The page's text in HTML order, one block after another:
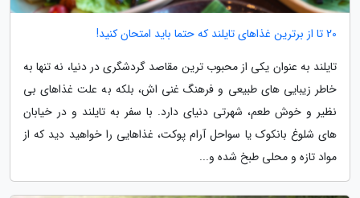
20 تا از برترین غذاهای تایلند که حتما باید امتحان کنید!
تایلند به عنوان یکی از محبوب ترین مقاصد گردشگری در دنیا، نه تنها به
خاطر زیبایی های طبیعی و فرهنگ غنی اش، بلکه به علت غذاهای بی
نظیر و خوش طعم، شهرتی دنیای دارد. با سفر به تایلند و در خیابان
های شلوغ بانکوک یا سواحل آرام پوکت، غذاهایی را خواهید دید که از
مواد تازه و محلی طبخ شده و...